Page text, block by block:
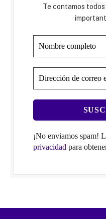
Te contamos
¡No enviamos spam!
privacidad para